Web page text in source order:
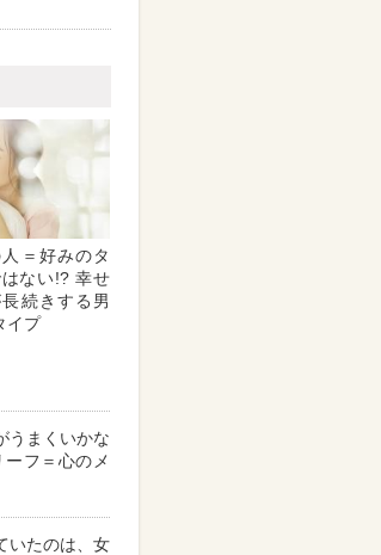
人＝好みのタ
ない!? 幸せ
続きする男
イプ
うまくいかな
ーフ＝心のメ
いたのは、女